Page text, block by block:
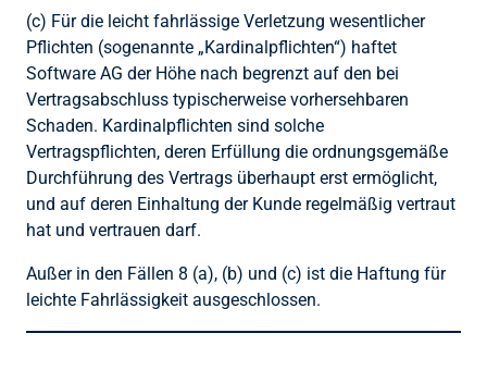
(c) Für die leicht fahrlässige Verletzung wesentlicher
Pflichten (sogenannte „Kardinalpflichten“) haftet
Software AG der Höhe nach begrenzt auf den bei
Vertragsabschluss typischerweise vorhersehbaren
Schaden. Kardinalpflichten sind solche
Vertragspflichten, deren Erfüllung die ordnungsgemäße
Durchführung des Vertrags überhaupt erst ermöglicht,
und auf deren Einhaltung der Kunde regelmäßig vertraut
hat und vertrauen darf.
Außer in den Fällen 8 (a), (b) und (c) ist die Haftung für
leichte Fahrlässigkeit ausgeschlossen.